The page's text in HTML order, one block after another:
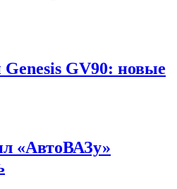
GV90: новые
«АвтоВАЗу»